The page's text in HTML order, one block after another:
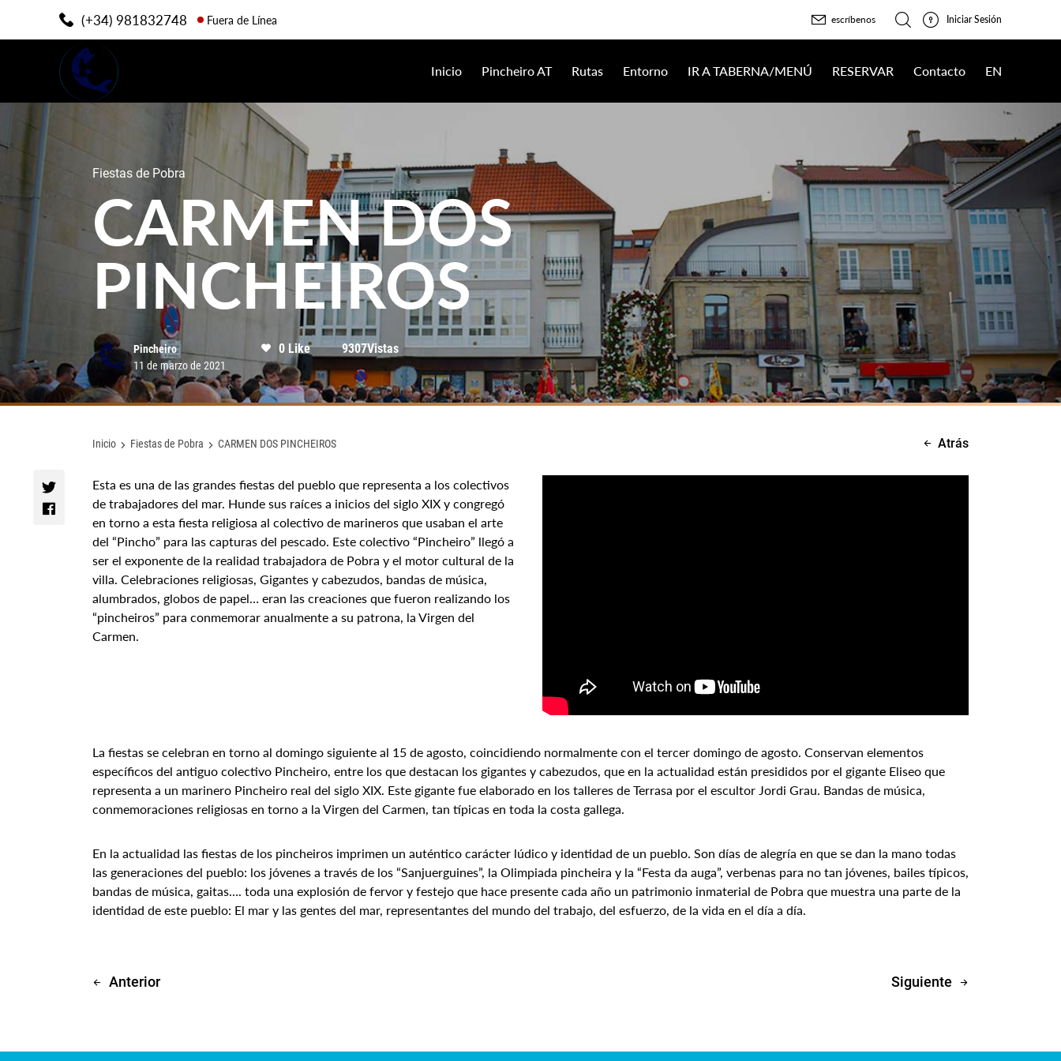
(+34) 981832748 Fuera de Línea escríbenos Iniciar Sesión
Inicio Pincheiro AT Rutas Entorno IR A TABERNA/MENÚ RESERVAR Contacto EN
Fiestas de Pobra
CARMEN DOS
PINCHEIROS
Pincheiro
11 de marzo de 2021
0 Like 9307Vistas
Inicio Fiestas de Pobra CARMEN DOS PINCHEIROS Atrás
Esta es una de las grandes fiestas del pueblo que representa a los colectivos
de trabajadores del mar. Hunde sus raíces a inicios del siglo XIX y congregó
en torno a esta fiesta religiosa al colectivo de marineros que usaban el arte
del “Pincho” para las capturas del pescado. Este colectivo “Pincheiro” llegó a
ser el exponente de la realidad trabajadora de Pobra y el motor cultural de la
villa. Celebraciones religiosas, Gigantes y cabezudos, bandas de música,
alumbrados, globos de papel… eran las creaciones que fueron realizando los
“pincheiros” para conmemorar anualmente a su patrona, la Virgen del
Carmen.
La fiestas se celebran en torno al domingo siguiente al 15 de agosto, coincidiendo normalmente con el tercer domingo de agosto. Conservan elementos
específicos del antiguo colectivo Pincheiro, entre los que destacan los gigantes y cabezudos, que en la actualidad están presididos por el gigante Eliseo que
representa a un marinero Pincheiro real del siglo XIX. Este gigante fue elaborado en los talleres de Terrasa por el escultor Jordi Grau. Bandas de música,
conmemoraciones religiosas en torno a la Virgen del Carmen, tan típicas en toda la costa gallega.
En la actualidad las fiestas de los pincheiros imprimen un auténtico carácter lúdico y identidad de un pueblo. Son días de alegría en que se dan la mano todas
las generaciones del pueblo: los jóvenes a través de los “Sanjuerguines”, la Olimpiada pincheira y la “Festa da auga”, verbenas para no tan jóvenes, bailes típicos,
bandas de música, gaitas…. toda una explosión de fervor y festejo que hace presente cada año un patrimonio inmaterial de Pobra que muestra una parte de la
identidad de este pueblo: El mar y las gentes del mar, representantes del mundo del trabajo, del esfuerzo, de la vida en el día a día.
Anterior Siguiente